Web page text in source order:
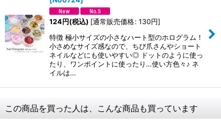
124円(税込) [通常販売価格: 130円]
特徴 極小サイズの小さなハート型のホログラム！
小さめなサイズ感なので、ちび爪さんやショート
ネイルなどにも使いやすい◎ ドットのように使っ
たり、ワンポイントに使ったり…使い方色々♪ ネ
イルは…
この商品を買った人は、こんな商品も買っています